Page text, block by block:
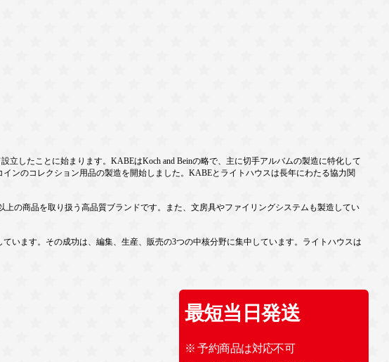
したことに始まります。KABEはKoch and Beinの略で、主に切手アルバムの製造に特化して
ンのコレクション用品の製造を開始しました。KABEとライトハウスは長年にわたる協力関
の商品を取り扱う高品質ブランドです。また、文房具やファイリングシステムも製造してい
います。その成功は、編集、生産、販売の3つの中核分野に集中しています。ライトハウスは
最短当日発送
※ 予約商品は対応不可